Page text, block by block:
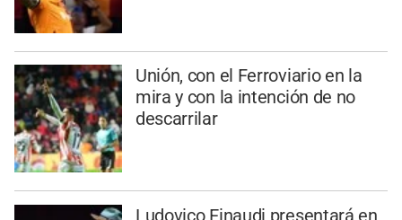
Unión, con el Ferroviario en la
mira y con la intención de no
descarrilar
Ludovico Einaudi presentará en